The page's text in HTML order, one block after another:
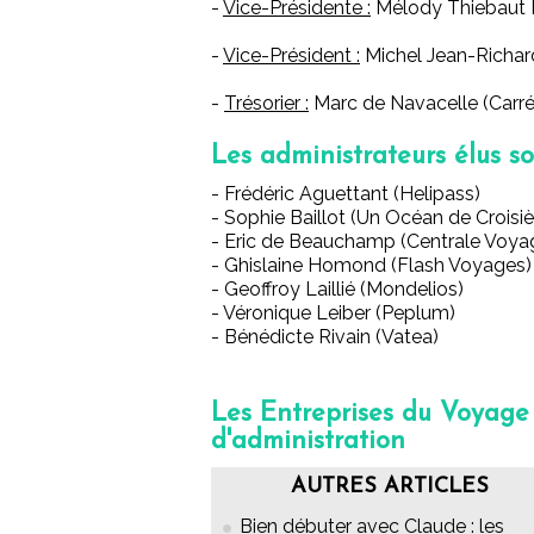
- Vice-Présidente : Mélody Thiebaut
- Vice-Président : Michel Jean-
- Trésorier : Marc de Navacelle
Les administrateurs élus
- Frédéric Aguettant (Helipass)
- Sophie Baillot (Un Océan de
- Eric de Beauchamp (Centrale
- Ghislaine Homond (Flash Voyages)
- Geoffroy Laillié (Mondelios)
- Véronique Leiber (Peplum)
- Bénédicte Rivain (Vatea)
Les Entreprises du
d'administration
AUTRES ARTICLES
Bien débuter avec Claude : les